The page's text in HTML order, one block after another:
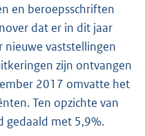
en beroepsschriften
dat er in dit jaar
nieuwe vaststellingen
zijn ontvangen
2017 omvatte het
Ten opzichte van
gedaald met 5,9%.